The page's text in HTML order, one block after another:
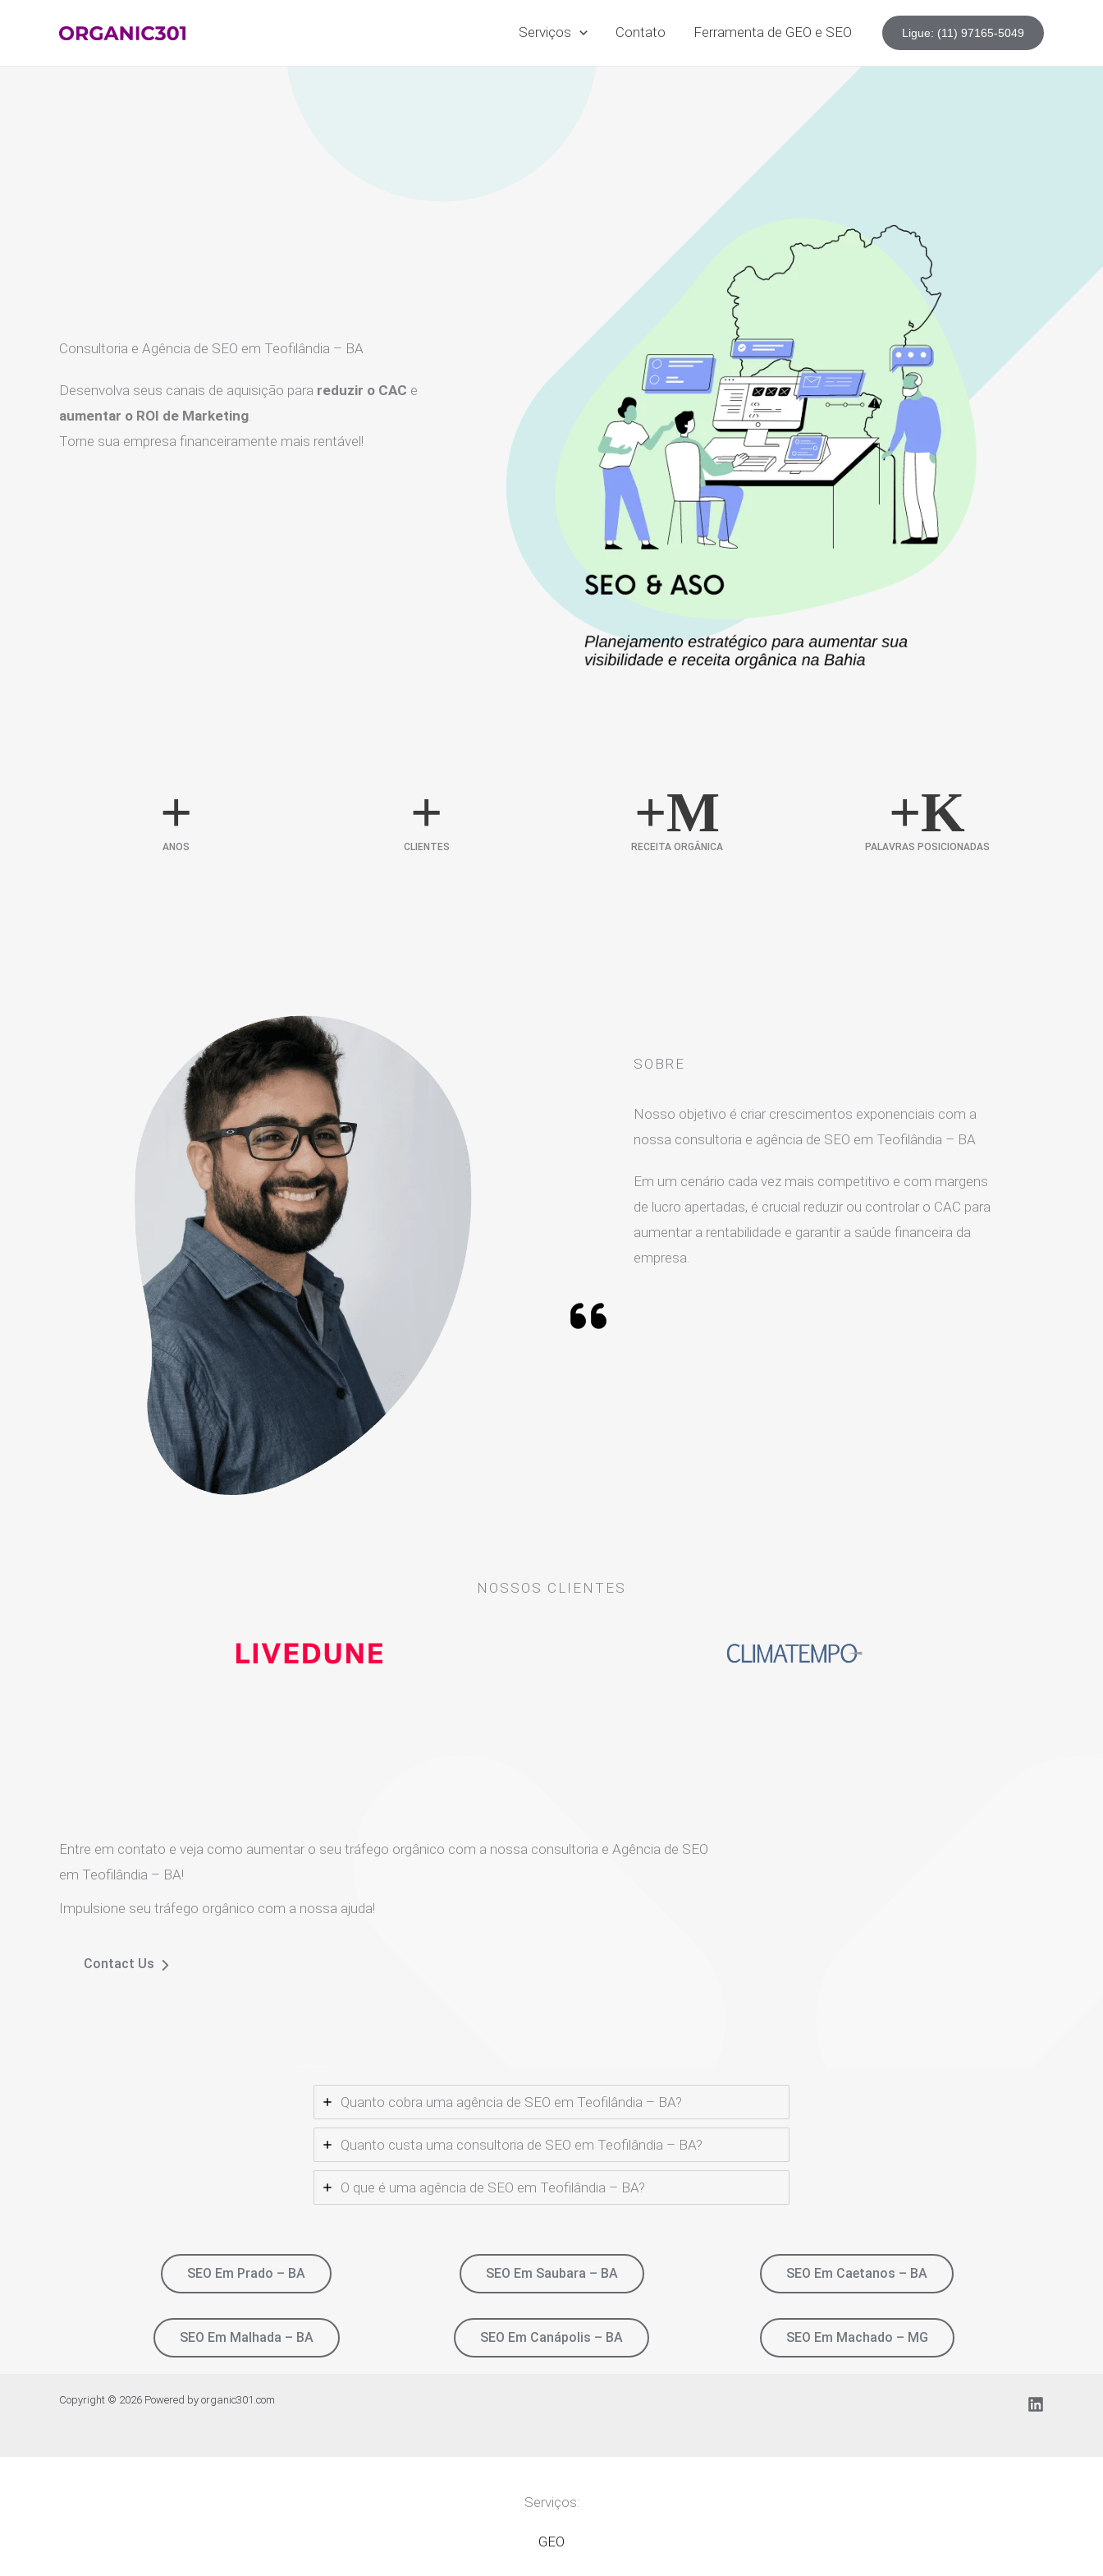
Serviços Contato Ferramenta de GEO e SEO Ligue: (11) 97165-5049
Consultoria e Agência de SEO em Teofilândia – BA
Desenvolva seus canais de aquisição para reduzir o CAC e
aumentar o ROI de Marketing.
Torne sua empresa financeiramente mais rentável!
+
ANOS
+
CLIENTES
+M
RECEITA ORGÂNICA
+K
PALAVRAS POSICIONADAS
SOBRE
Nosso objetivo é criar crescimentos exponenciais com a
nossa consultoria e agência de SEO em Teofilândia – BA
Em um cenário cada vez mais competitivo e com margens
de lucro apertadas, é crucial reduzir ou controlar o CAC para
aumentar a rentabilidade e garantir a saúde financeira da
empresa.
NOSSOS CLIENTES
Entre em contato e veja como aumentar o seu tráfego orgânico com a nossa consultoria e Agência de SEO
em Teofilândia – BA!
Impulsione seu tráfego orgânico com a nossa ajuda!
Contact Us
Quanto cobra uma agência de SEO em Teofilândia – BA?
Quanto custa uma consultoria de SEO em Teofilândia – BA?
O que é uma agência de SEO em Teofilândia – BA?
SEO Em Prado – BA SEO Em Saubara – BA SEO Em Caetanos – BA
SEO Em Malhada – BA SEO Em Canápolis – BA SEO Em Machado – MG
Copyright © 2026 Powered by organic301.com
Serviços:
GEO